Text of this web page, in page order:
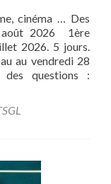
cinéma … Des
août 2026 1ère
2026. 5 jours.
au vendredi 28
questions :